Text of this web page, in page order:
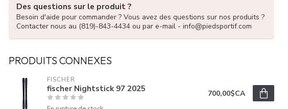
Des questions sur le produit ?
Besoin d'aide pour commander ? Vous avez des questions sur nos produits ?
Contacter nous au (819)-843-4434 ou par e-mail - info@piedsportif.com
PRODUITS CONNEXES
FISCHER
fischer Nightstick 97 2025 700,00$CA